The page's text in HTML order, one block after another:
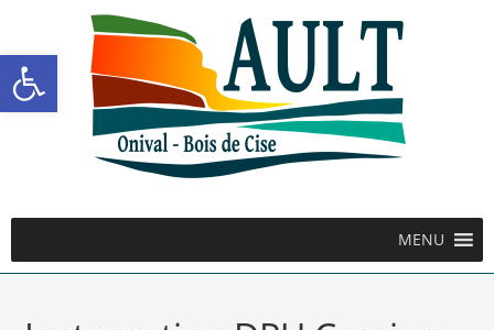
Ouvrir la barre d’outils
MENU